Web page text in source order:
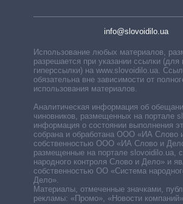
info@slovoidilo.ua
Использование любых материалов,
разрешается при указании ссылки (для
гиперссылки) на www.slovoidilo.ua.
обязательна вне зависимости от
использования материалов.
Аналитическая информация об
чиновников, размещенных на портале
информация о состоянии выполнения
собрана и обработана ООО «ИА Слово
собственностью ООО «ИА Слово и
размещенные на портале slovoidilo.ua,
народного контроля Слово и Дело» и
собственностью ОО «Система
Дело».
Материалы, отмеченные значками,
рекламы: «Промо», «Новости